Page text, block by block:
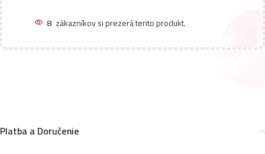
8 zákazníkov si prezerá tento produkt.
Platba a Doručenie